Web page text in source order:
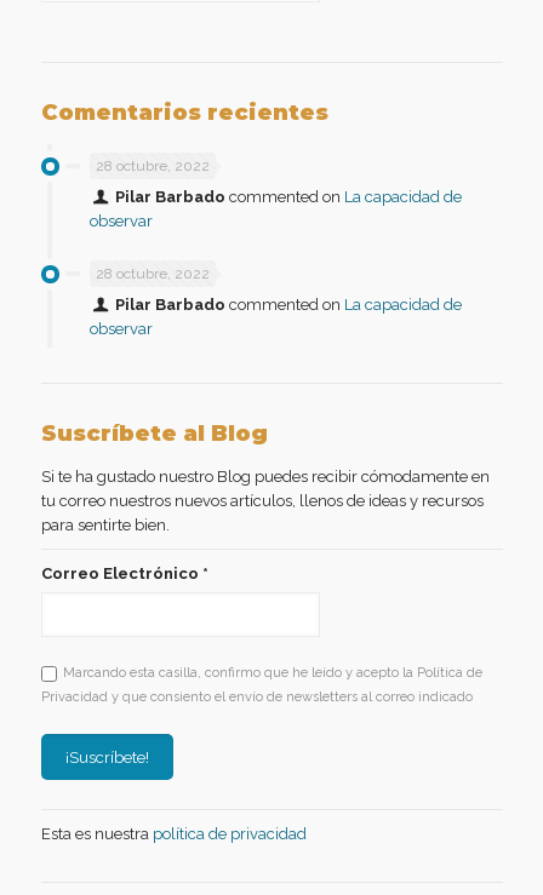
Comentarios recientes
28 octubre, 2022
Pilar Barbado commented on La capacidad de
observar
28 octubre, 2022
Pilar Barbado commented on La capacidad de
observar
Suscríbete al Blog
Si te ha gustado nuestro Blog puedes recibir cómodamente en
tu correo nuestros nuevos artículos, llenos de ideas y recursos
para sentirte bien.
Correo Electrónico *
Marcando esta casilla, confirmo que he leído y acepto la Política de
Privacidad y que consiento el envío de newsletters al correo indicado
Esta es nuestra política de privacidad